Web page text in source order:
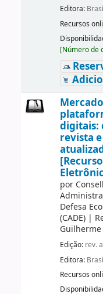
Editora:
Recursos
[Número de
digitais:
revista e
[Recurso
por
Defesa
(CADE)|
Edição: rev.
Editora:
Recursos